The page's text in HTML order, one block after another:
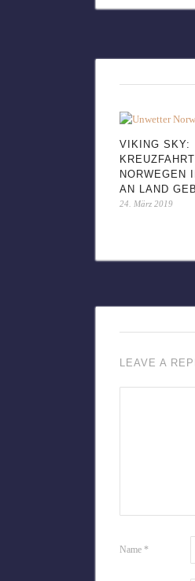
VIKING SKY:
NORWEGEN
AN LAND
24. März 2019
LEAVE A
Name *